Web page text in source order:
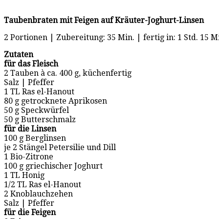
Taubenbraten mit Feigen auf Kräuter-Joghurt-Linsen
2 Portionen | Zubereitung: 35 Min. | fertig in: 1 Std. 15
Zutaten
für das Fleisch
2 Tauben à ca. 400 g, küchenfertig
Salz | Pfeffer
1 TL Ras el-Hanout
80 g getrocknete Aprikosen
50 g Speckwürfel
50 g Butterschmalz
für die Linsen
100 g Berglinsen
je 2 Stängel Petersilie und Dill
1 Bio-Zitrone
100 g griechischer Joghurt
1 TL Honig
1/2 TL Ras el-Hanout
2 Knoblauchzehen
Salz | Pfeffer
für die Feigen